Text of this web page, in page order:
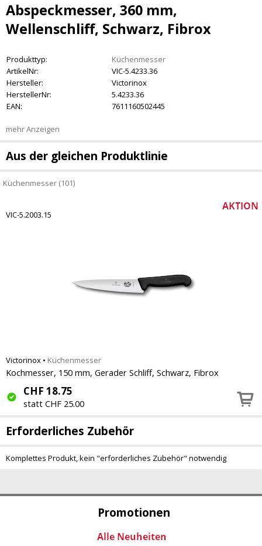
Promotionen
Abspeckmesser, 360 mm,
Wellenschliff, Schwarz, Fibrox
Produkttyp:
Küchenmesser
ArtikelNr:
VIC-5.4233.36
Hersteller:
Victorinox
HerstellerNr:
5.4233.36
EAN:
7611160502445
mehr Anzeigen
Aus der gleichen Produktlinie
Küchenmesser (101)
VIC-5.2003.15
Victorinox • Küchenmesser
Kochmesser, 150 mm, Gerader Schliff, Schwarz, Fibrox
CHF 18.75
statt CHF 25.00
Erforderliches Zubehör
Komplettes Produkt, kein "erforderliches Zubehör" notwendig